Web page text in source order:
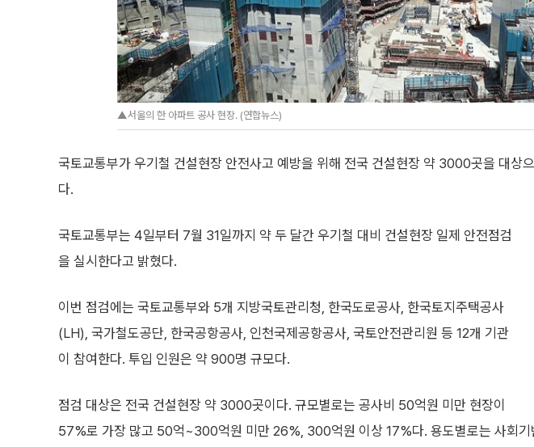
▲서울의 한 아파트 공사 현장. (연합뉴스)
국토교통부가 우기철 건설현장 안전사고 예방을 위해 전국 건설현장 약 3000곳을 대상
다.
국토교통부는 4일부터 7월 31일까지 약 두 달간 우기철 대비 건설현장 일제 안전점검
을 실시한다고 밝혔다.
이번 점검에는 국토교통부와 5개 지방국토관리청, 한국도로공사, 한국토지주택공사
(LH), 국가철도공단, 한국공항공사, 인천국제공항공사, 국토안전관리원 등 12개 기관
이 참여한다. 투입 인원은 약 900명 규모다.
점검 대상은 전국 건설현장 약 3000곳이다. 규모별로는 공사비 50억원 미만 현장이
57%로 가장 많고 50억~300억원 미만 26%, 300억원 이상 17%다. 용도별로는 사회기